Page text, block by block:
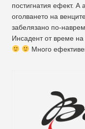
постигнатия ефект. А
оголването на
забелязано по-
Инсадент от време
Много